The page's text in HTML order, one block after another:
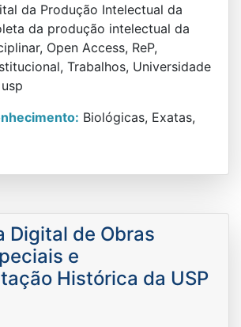
da Produção Intelectual da
da produção intelectual da
Open Access, ReP,
Trabalhos, Universidade
Biológicas, Exatas,
Digital de Obras
e
Histórica da USP